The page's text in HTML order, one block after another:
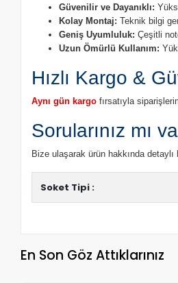
Güvenilir ve Dayanıklı:
Kolay Montaj: Teknik bilgi
Geniş Uyumluluk: Çeşitli
Uzun Ömürlü Kullanım:
Hızlı Kargo &
Aynı gün kargo fırsatıyla
Sorularınız mı
Bize ulaşarak ürün hakkında
Soket Tipi :
En Son Göz Attıklarınız